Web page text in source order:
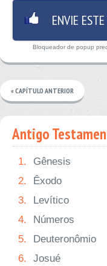
ENVIE ESTE
Bloqueador de popup
« CAPÍTULO ANTERIOR
Antigo
1.
Gênesis
2.
Êxodo
3.
Levítico
4.
Números
5.
Deuteronômio
6.
Josué